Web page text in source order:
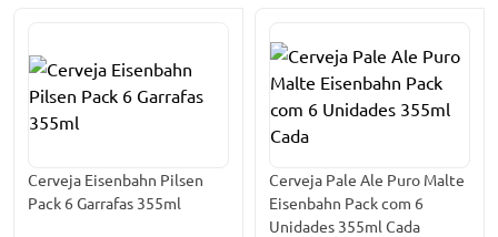
Cerveja Eisenbahn Pilsen
Pack 6 Garrafas 355ml
Cerveja Pale Ale Puro Malte
Eisenbahn Pack com 6
Unidades 355ml Cada